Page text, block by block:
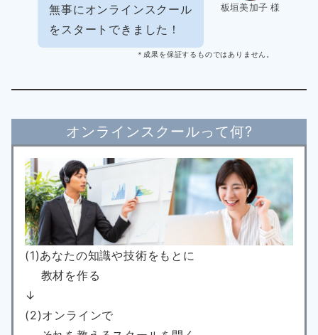
板垣美加子 様
無事にオンラインスクール
をスタートできました！
＊成果を保証するものではありません。
オンラインスクールって何?
(1)あなたの知識や技術をもとに
教材を作る
↓
(2)オンラインで